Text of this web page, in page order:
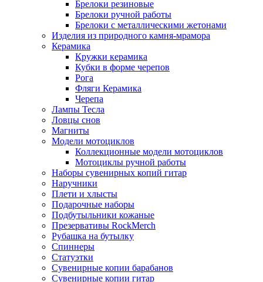
Брелоки резиновые
Брелоки ручной работы
Брелоки с металлическими жетонами
Изделия из природного камня-мрамора
Керамика
Кружки керамика
Кубки в форме черепов
Рога
Фляги Керамика
Черепа
Лампы Тесла
Ловцы снов
Магниты
Модели мотоциклов
Коллекционные модели мотоциклов
Мотоциклы ручной работы
Наборы сувенирных копий гитар
Наручники
Плети и хлысты
Подарочные наборы
Подбутыльники кожаные
Презервативы RockMerch
Рубашка на бутылку
Спиннеры
Статуэтки
Сувенирные копии барабанов
Сувенирные копии гитар